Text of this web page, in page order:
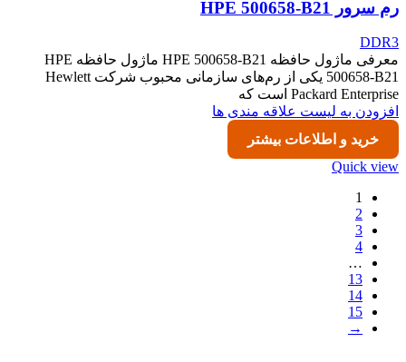
رم سرور HPE 500658-B21
DDR3
معرفی ماژول حافظه HPE 500658-B21 ماژول حافظه HPE
500658-B21 یکی از رم‌های سازمانی محبوب شرکت Hewlett
Packard Enterprise است که
افزودن به لیست علاقه مندی ها
خرید و اطلاعات بیشتر
Quick view
1
2
3
4
…
13
14
15
→